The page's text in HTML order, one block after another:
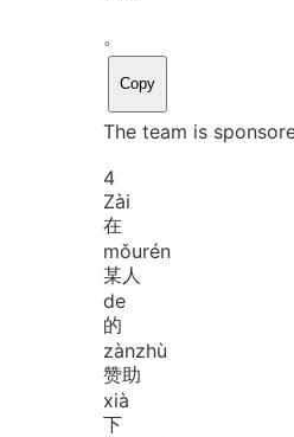
。
Copy
The team is
4
Zài
在
mǒurén
某人
de
的
zànzhù
赞助
xià
下